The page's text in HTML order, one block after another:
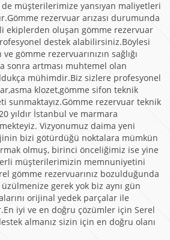
müşterilerimize yansıyan maliyetleri
rezervuar arızası durumunda
ekiplerden oluşan gömme rezervuar
destek alabilirsiniz.Böylesi
gömme rezervuarınızın sağlığı
sonra artması muhtemel olan
mühimdir.Biz sizlere profesyonel
klozet,gömme sifon teknik
sunmaktayız.Gömme rezervuar teknik
yıldır İstanbul ve marmara
Vizyonumuz daima yeni
bizi götürdüğü noktalara mümkün
olmuş, birinci önceliğimiz ise yine
müşterilerimizin memnuniyetini
gömme rezervuarınız bozulduğunda
gerek yok biz aynı gün
orijinal yedek parçalar ile
iyi ve en doğru çözümler için Serel
almanız sizin için en doğru olanı